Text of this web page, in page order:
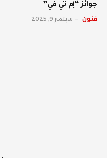
جوائز “إم تي في”
فنون سبتمبر 9, 2025